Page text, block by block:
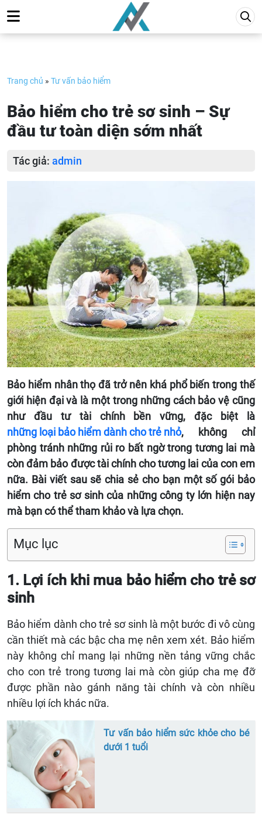
to
content
Trang chủ » Tư vấn bảo hiểm
Bảo hiểm cho trẻ sơ sinh – Sự
đầu tư toàn diện sớm nhất
Tác giả: admin
Bảo hiểm nhân thọ đã trở nên khá phổ biến trong thế
giới hiện đại và là một trong những cách bảo vệ cũng
như đầu tư tài chính bền vững, đặc biệt là
những loại bảo hiểm dành cho trẻ nhỏ, không chỉ
phòng tránh những rủi ro bất ngờ trong tương lai mà
còn đảm bảo được tài chính cho tương lai của con em
nữa. Bài viết sau sẽ chia sẻ cho bạn một số gói bảo
hiểm cho trẻ sơ sinh của những công ty lớn hiện nay
mà bạn có thể tham khảo và lựa chọn.
Mục lục
1. Lợi ích khi mua bảo hiểm cho trẻ sơ
sinh
Bảo hiểm dành cho trẻ sơ sinh là một bước đi vô cùng
cần thiết mà các bậc cha mẹ nên xem xét. Bảo hiểm
này không chỉ mang lại những nền tảng vững chắc
cho con trẻ trong tương lai mà còn giúp cha mẹ đỡ
được phần nào gánh năng tài chính và còn nhiều
nhiều lợi ích khác nữa.
Tư vấn bảo hiểm sức khỏe cho bé
dưới 1 tuổi